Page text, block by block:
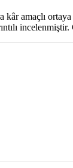
amaçlı